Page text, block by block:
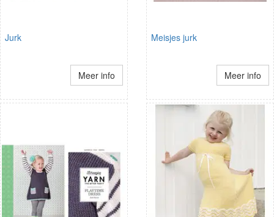
Jurk
Meer info
Meisjes jurk
Meer info